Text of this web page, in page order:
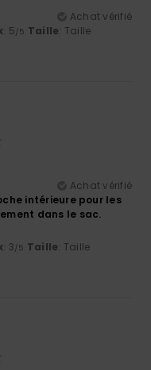
Achat vérifié
: 5/5 Taille: Taille
Achat vérifié
intérieure pour les
dans le sac.
: 3/5 Taille: Taille